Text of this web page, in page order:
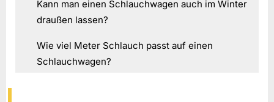
Kann man einen Schlauchwagen auch im Winter
draußen lassen?
Wie viel Meter Schlauch passt auf einen
Schlauchwagen?